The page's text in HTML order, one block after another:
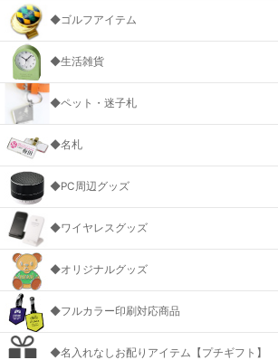
◆ゴルフアイテム
◆生活雑貨
◆ペット・迷子札
◆名札
◆PC周辺グッズ
◆ワイヤレスグッズ
◆オリジナルグッズ
◆フルカラー印刷対応商品
◆名入れなしお配りアイテム【プチギフト】